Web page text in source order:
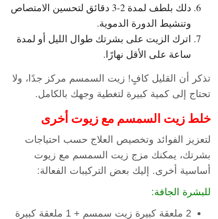
دلك بلطف لمدة 2-3 دقائق لتحسين الامتصاص
وتنشيط الدورة الدموية.
اترك الزيت على بشرتك طوال الليل أو لمدة
ساعة على الأقل نهارًا.
تذكر أن القليل كافٍ! زيت السمسم مركز جدًا، ولا
تحتاج إلى كمية كبيرة لتغطية وجهك بالكامل.
خلط زيت السمسم مع زيوت أخرى
لتعزيز الفوائد وتخصيص العلاج حسب احتياجات
بشرتك، يمكنك مزج زيت السمسم مع زيوت
أساسية أخرى. إليك بعض التركيبات الفعالة:
للبشرة الجافة:
2 ملعقة كبيرة زيت سمسم + 1 ملعقة كبيرة